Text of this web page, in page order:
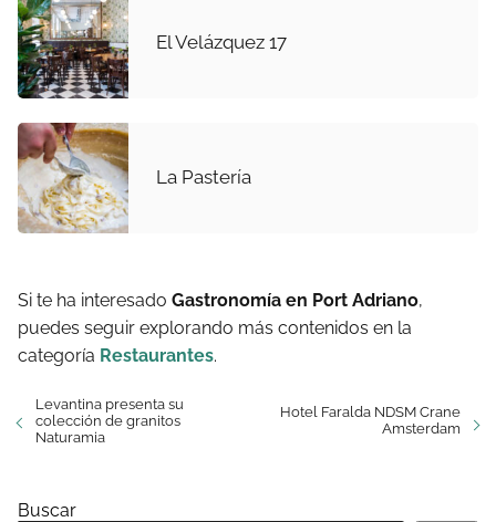
El Velázquez 17
La Pastería
Si te ha interesado Gastronomía en Port Adriano,
puedes seguir explorando más contenidos en la
categoría Restaurantes.
Levantina presenta su
colección de granitos
Naturamia
Hotel Faralda NDSM Crane
Amsterdam
Buscar